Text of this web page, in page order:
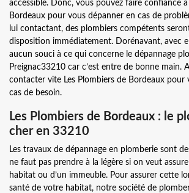
accessible. Donc, vous pouvez faire confiance à
Bordeaux pour vous dépanner en cas de
lui contactant, des plombiers compétents
disposition immédiatement. Dorénavant, avec
aucun souci à ce qui concerne le dépannage
Preignac33210 car c’est entre de bonne main.
contacter vite Les Plombiers de Bordeaux pour
cas de besoin.
Les Plombiers de Bordeaux : le
cher en 33210
Les travaux de dépannage en plomberie sont
ne faut pas prendre à la légère si on veut
habitat ou d’un immeuble. Pour assurer cette
santé de votre habitat, notre société de